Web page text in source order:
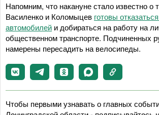
Напомним, что накануне стало известно о
Василенко и Коломыцев готовы
автомобилей и добираться на работу на
общественном транспорте. Подчиненных
намерены пересадить на велосипеды.
Чтобы первыми узнавать о главных